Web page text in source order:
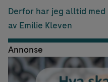
Derfor har jeg alltid
av Emilie Kleven
Annonse